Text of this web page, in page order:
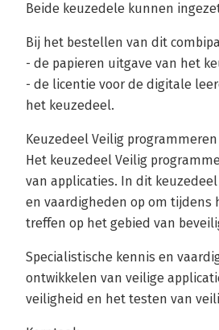
Beide keuzedele kunnen
Bij het bestellen van dit
- de papieren uitgave van het
- de licentie voor de digitale
het keuzedeel.
Keuzedeel Veilig
Het keuzedeel Veilig
van applicaties. In dit
en vaardigheden op om tijdens
treffen op het gebied van
Specialistische kennis en
ontwikkelen van veilige
veiligheid en het testen van